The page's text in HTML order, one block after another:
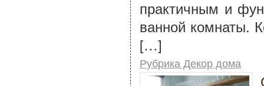
практичным и
ванной комнаты.
[…]
Рубрика Декор дома